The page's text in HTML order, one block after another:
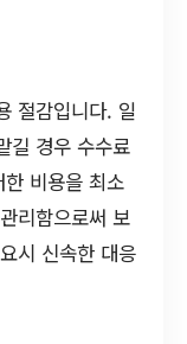
절감입니다. 일
길 경우 수수료
비용을 최소
리함으로써 보
시 신속한 대응